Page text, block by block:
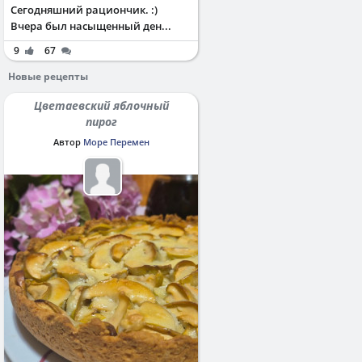
Сегодняшний рациончик. :)
Вчера был насыщенный ден...
9
67
Новые рецепты
Цветаевский яблочный
пирог
Автор Море Перемен